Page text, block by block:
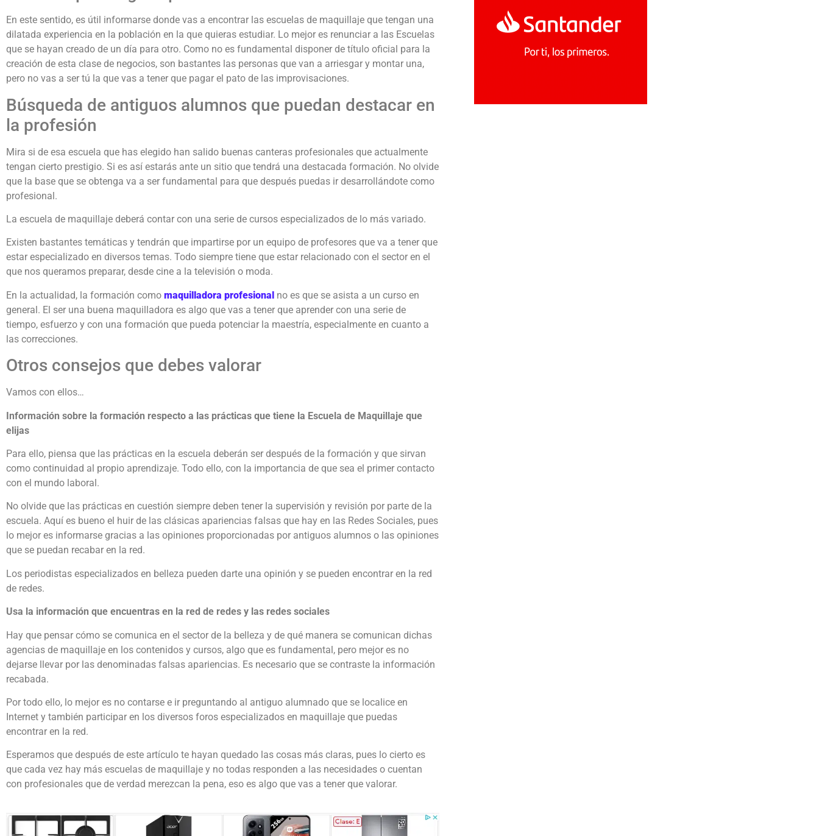
En este sentido, es útil informarse donde vas a encontrar las escuelas de maquillaje que tengan una
dilatada experiencia en la población en la que quieras estudiar. Lo mejor es renunciar a las Escuelas
que se hayan creado de un día para otro. Como no es fundamental disponer de título oficial para la
creación de esta clase de negocios, son bastantes las personas que van a arriesgar y montar una,
pero no vas a ser tú la que vas a tener que pagar el pato de las improvisaciones.
Búsqueda de antiguos alumnos que puedan destacar en
la profesión
Mira si de esa escuela que has elegido han salido buenas canteras profesionales que actualmente
tengan cierto prestigio. Si es así estarás ante un sitio que tendrá una destacada formación. No olvide
que la base que se obtenga va a ser fundamental para que después puedas ir desarrollándote como
profesional.
La escuela de maquillaje deberá contar con una serie de cursos especializados de lo más variado.
Existen bastantes temáticas y tendrán que impartirse por un equipo de profesores que va a tener que
estar especializado en diversos temas. Todo siempre tiene que estar relacionado con el sector en el
que nos queramos preparar, desde cine a la televisión o moda.
En la actualidad, la formación como maquilladora profesional no es que se asista a un curso en
general. El ser una buena maquilladora es algo que vas a tener que aprender con una serie de
tiempo, esfuerzo y con una formación que pueda potenciar la maestría, especialmente en cuanto a
las correcciones.
Otros consejos que debes valorar
Vamos con ellos…
Información sobre la formación respecto a las prácticas que tiene la Escuela de Maquillaje que
elijas
Para ello, piensa que las prácticas en la escuela deberán ser después de la formación y que sirvan
como continuidad al propio aprendizaje. Todo ello, con la importancia de que sea el primer contacto
con el mundo laboral.
No olvide que las prácticas en cuestión siempre deben tener la supervisión y revisión por parte de la
escuela. Aquí es bueno el huir de las clásicas apariencias falsas que hay en las Redes Sociales, pues
lo mejor es informarse gracias a las opiniones proporcionadas por antiguos alumnos o las opiniones
que se puedan recabar en la red.
Los periodistas especializados en belleza pueden darte una opinión y se pueden encontrar en la red
de redes.
Usa la información que encuentras en la red de redes y las redes sociales
Hay que pensar cómo se comunica en el sector de la belleza y de qué manera se comunican dichas
agencias de maquillaje en los contenidos y cursos, algo que es fundamental, pero mejor es no
dejarse llevar por las denominadas falsas apariencias. Es necesario que se contraste la información
recabada.
Por todo ello, lo mejor es no contarse e ir preguntando al antiguo alumnado que se localice en
Internet y también participar en los diversos foros especializados en maquillaje que puedas
encontrar en la red.
Esperamos que después de este artículo te hayan quedado las cosas más claras, pues lo cierto es
que cada vez hay más escuelas de maquillaje y no todas responden a las necesidades o cuentan
con profesionales que de verdad merezcan la pena, eso es algo que vas a tener que valorar.